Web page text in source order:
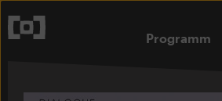
Programm